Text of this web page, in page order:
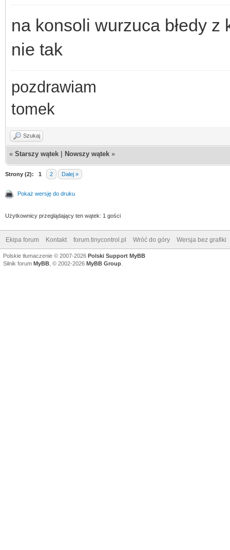
na konsoli wurzuca błedy
nie tak
pozdrawiam
tomek
Szukaj
« Starszy wątek Nowszy wątek »
Strony (2): 1 2 Dalej »
Pokaż wersję do druku
Użytkownicy przeglądający ten wątek: 1 gości
Ekipa forum Kontakt forum.tinycontrol.pl Wróć do góry Wersja bez grafiki
Polskie tłumaczenie © 2007-2026 Polski Support MyBB
Silnik forum MyBB , © 2002-2026 MyBB Group